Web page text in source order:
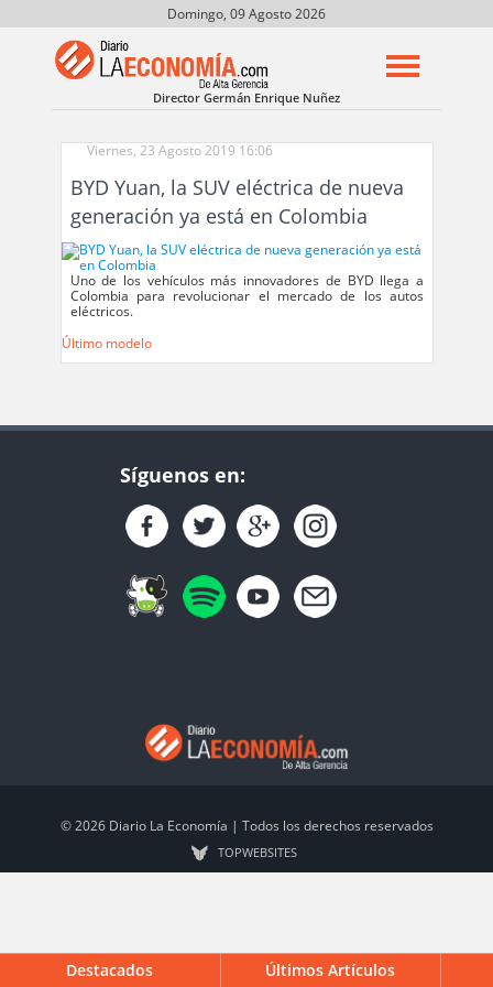
Domingo, 09 Agosto 2026
Director Germán Enrique Nuñez
Viernes, 23 Agosto 2019 16:06
BYD Yuan, la SUV eléctrica de nueva
generación ya está en Colombia
Uno de los vehículos más innovadores de BYD llega a
Colombia para revolucionar el mercado de los autos
eléctricos.
Último modelo
Síguenos en:
© 2026 Diario La Economía | Todos los derechos reservados
TOPWEBSITES
Destacados Últimos Artículos